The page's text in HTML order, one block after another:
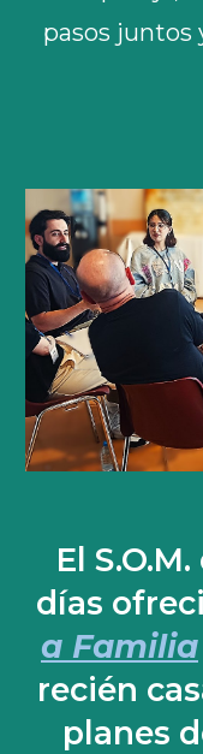
pasos juntos
El
días
a Familia
recién
planes